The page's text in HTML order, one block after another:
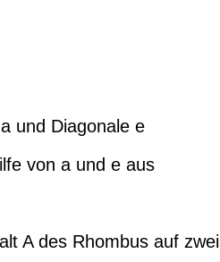
und Diagonale e
von a und e aus
A des Rhombus auf zwei